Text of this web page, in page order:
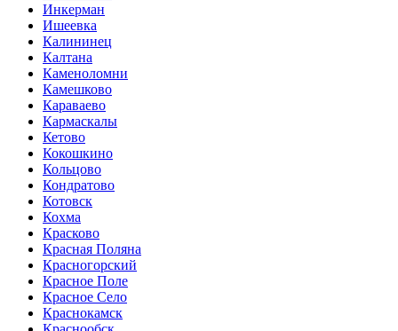
Инкерман
Ишеевка
Калининец
Калтана
Каменоломни
Камешково
Караваево
Кармаскалы
Кетово
Кокошкино
Кольцово
Кондратово
Котовск
Кохма
Красково
Красная Поляна
Красногорский
Красное Поле
Красное Село
Краснокамск